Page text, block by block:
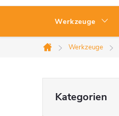
Werkzeuge
Startseite
Werkzeuge
überspringen
Kategorien